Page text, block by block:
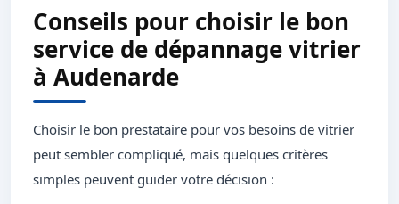
Conseils pour choisir le bon
service de dépannage vitrier
à Audenarde
Choisir le bon prestataire pour vos besoins de vitrier
peut sembler compliqué, mais quelques critères
simples peuvent guider votre décision :